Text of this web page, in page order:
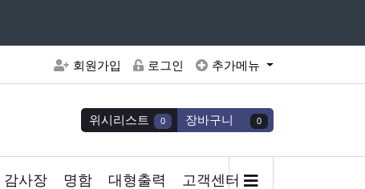
요
회원가입 로그인 추가메뉴
위시리스트 0 장바구니 0
감사장 명함 대형출력 고객센터